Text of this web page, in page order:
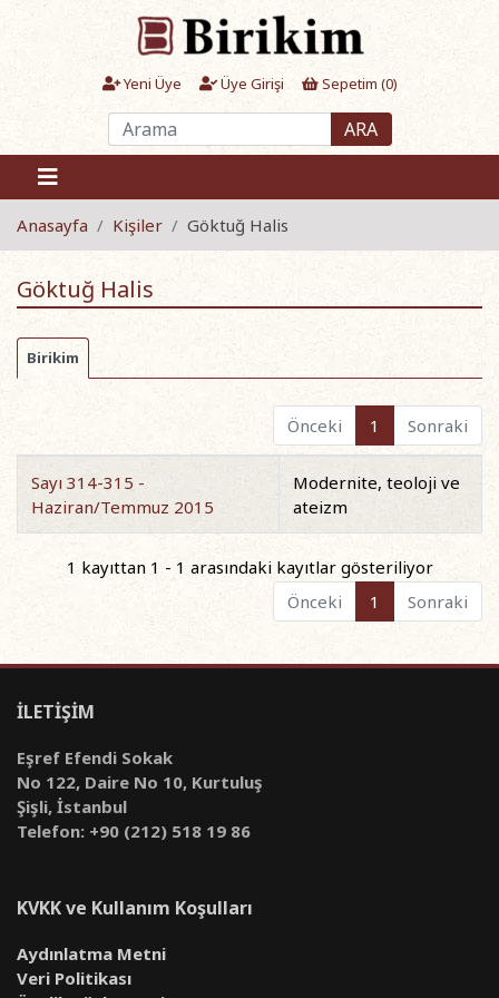
Yeni Üye Üye Girişi Sepetim (0)
ARA
Anasayfa Kişiler Göktuğ Halis
Göktuğ Halis
Birikim
Önceki 1 Sonraki
Sayı 314-315 -
Haziran/Temmuz 2015
Modernite, teoloji ve
ateizm
1 kayıttan 1 - 1 arasındaki kayıtlar gösteriliyor
Önceki
1 Sonraki
İLETİŞİM
Eşref Efendi Sokak
No 122, Daire No 10, Kurtuluş
Şişli, İstanbul
Telefon: +90 (212) 518 19 86
KVKK ve Kullanım Koşulları
Aydınlatma Metni
Veri Politikası